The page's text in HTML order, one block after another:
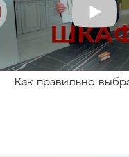
Как правильно